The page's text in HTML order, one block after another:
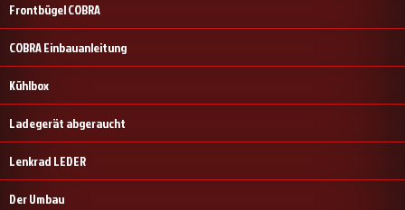
Frontbügel COBRA
COBRA Einbauanleitung
Kühlbox
Ladegerät abgeraucht
Lenkrad LEDER
Der Umbau